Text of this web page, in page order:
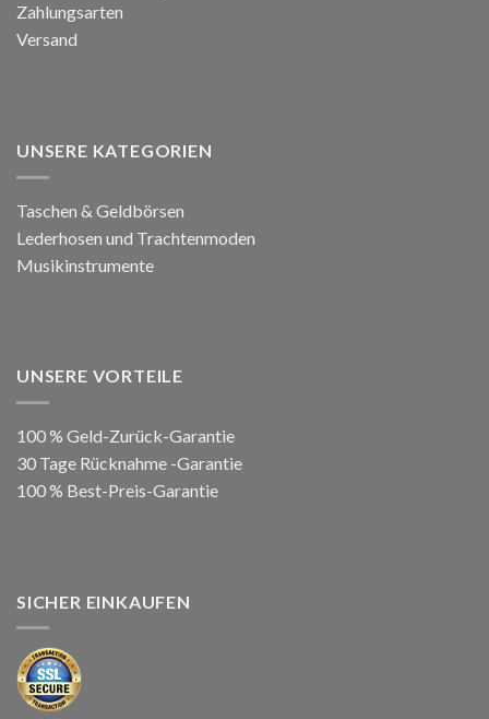
Zahlungsarten
Versand
UNSERE KATEGORIEN
Taschen & Geldbörsen
Lederhosen und Trachtenmoden
Musikinstrumente
UNSERE VORTEILE
100 % Geld-Zurück-Garantie
30 Tage Rücknahme -Garantie
100 % Best-Preis-Garantie
SICHER EINKAUFEN